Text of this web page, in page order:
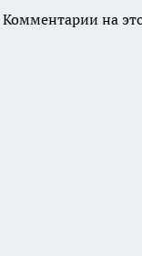
Комментарии на